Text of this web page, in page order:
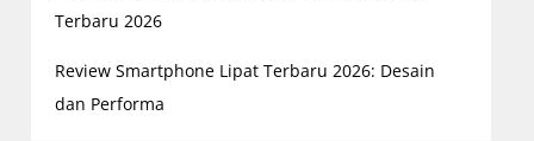
Terbaru 2026
Review Smartphone Lipat Terbaru 2026: Desain
dan Performa